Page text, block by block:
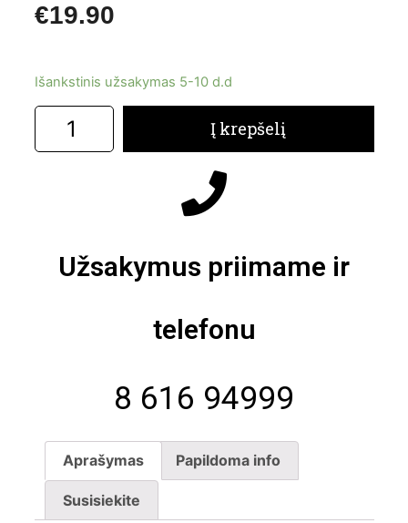
€19.90
Išankstinis užsakymas 5-10 d.d
Į krepšelį
Užsakymus priimame ir
telefonu
8 616 94999
Aprašymas Papildoma info
Susisiekite